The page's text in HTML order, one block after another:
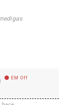
EM Off